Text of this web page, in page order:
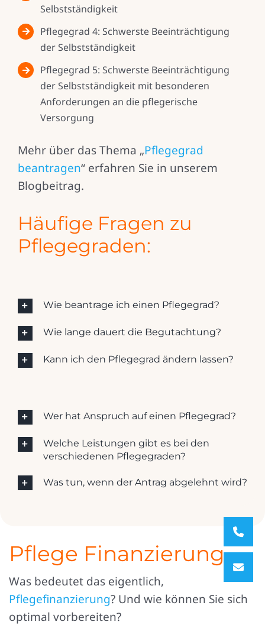
Selbstständigkeit
Pflegegrad 4: Schwerste Beeinträchtigung
der Selbstständigkeit
Pflegegrad 5: Schwerste Beeinträchtigung
der Selbstständigkeit mit besonderen
Anforderungen an die pflegerische
Versorgung
Mehr über das Thema „Pflegegrad
beantragen“ erfahren Sie in unserem
Blogbeitrag.
Häufige Fragen zu
Pflegegraden:
Wie beantrage ich einen Pflegegrad?
Wie lange dauert die Begutachtung?
Kann ich den Pflegegrad ändern lassen?
Wer hat Anspruch auf einen Pflegegrad?
Welche Leistungen gibt es bei den
verschiedenen Pflegegraden?
Was tun, wenn der Antrag abgelehnt wird?
Pflege Finanzierung
Was bedeutet das eigentlich,
Pflegefinanzierung? Und wie können Sie sich
optimal vorbereiten?